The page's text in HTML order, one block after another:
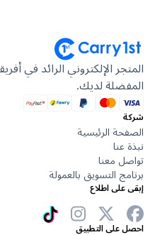
الإلكتروني الرائد في أفريقيا
لديك.
الرئيسية
معنا
التسويق بالعمولة
اطلاع
على التطبيق